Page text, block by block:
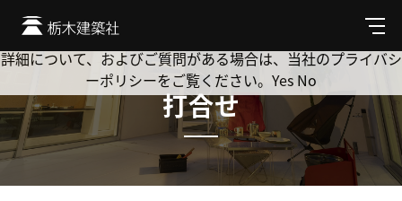
メ
ニ
ュ
打合せ
Cookie を使用して、お客様の活動を追跡してもよろしいです
か? 当社ではお客様のプライバシーを極めて重視しています。
詳細について、およびご質問がある場合は、当社のプライバシ
ーポリシーをご覧ください。 Yes No